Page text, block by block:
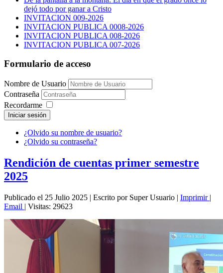
dejó todo por ganar a Cristo
INVITACION 009-2026
INVITACION PUBLICA 0008-2026
INVITACION PUBLICA 008-2026
INVITACION PUBLICA 007-2026
Formulario de acceso
Nombre de Usuario
Contraseña
Recordarme
Iniciar sesión
¿Olvido su nombre de usuario?
¿Olvido su contraseña?
Rendición de cuentas primer semestre
2025
Publicado el 25 Julio 2025 | Escrito por Super Usuario | Imprimir |
Email | Visitas: 29623